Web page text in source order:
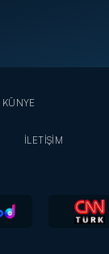
KÜNYE
İLETİŞİM